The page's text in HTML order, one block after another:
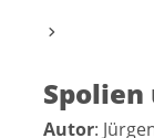
Spolien
Autor: